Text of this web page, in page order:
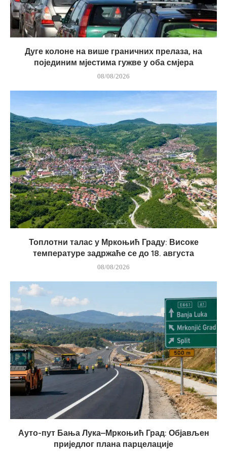
Дуге колоне на више граничних прелаза, на
појединим мјестима гужве у оба смјера
08/08/2026
Топлотни талас у Мркоњић Граду: Високе
температуре задржаће се до 18. августа
08/08/2026
Ауто-пут Бања Лука–Мркоњић Град: Објављен
приједлог плана парцелације